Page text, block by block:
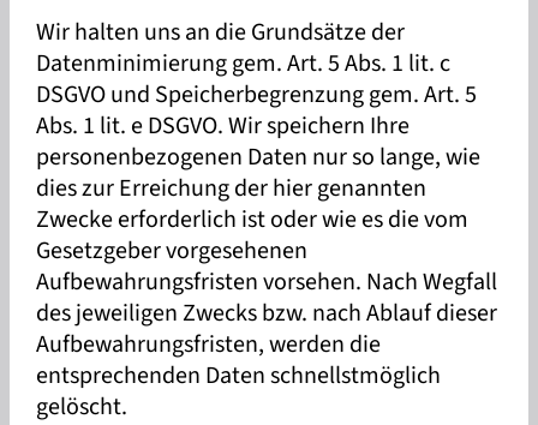
Wir halten uns an die Grundsätze der
Datenminimierung gem. Art. 5 Abs. 1 lit. c
DSGVO und Speicherbegrenzung gem. Art. 5
Abs. 1 lit. e DSGVO. Wir speichern Ihre
personenbezogenen Daten nur so lange, wie
dies zur Erreichung der hier genannten
Zwecke erforderlich ist oder wie es die vom
Gesetzgeber vorgesehenen
Aufbewahrungsfristen vorsehen. Nach Wegfall
des jeweiligen Zwecks bzw. nach Ablauf dieser
Aufbewahrungsfristen, werden die
entsprechenden Daten schnellstmöglich
gelöscht.